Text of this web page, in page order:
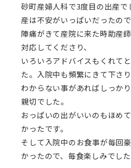
砂町産婦人科で3度目の出産で
産は不安がいっぱいだったの
陣痛がきて産院に来た時助産
対応してくださり、
いろいろアドバイスもくれて
た。入院中も頻繁にきて下さ
わからない事があればしっか
親切でした。
おっぱいの出がいいのもほめ
かったです。
そして入院中のお食事が毎回
かったので、毎食楽しみでした